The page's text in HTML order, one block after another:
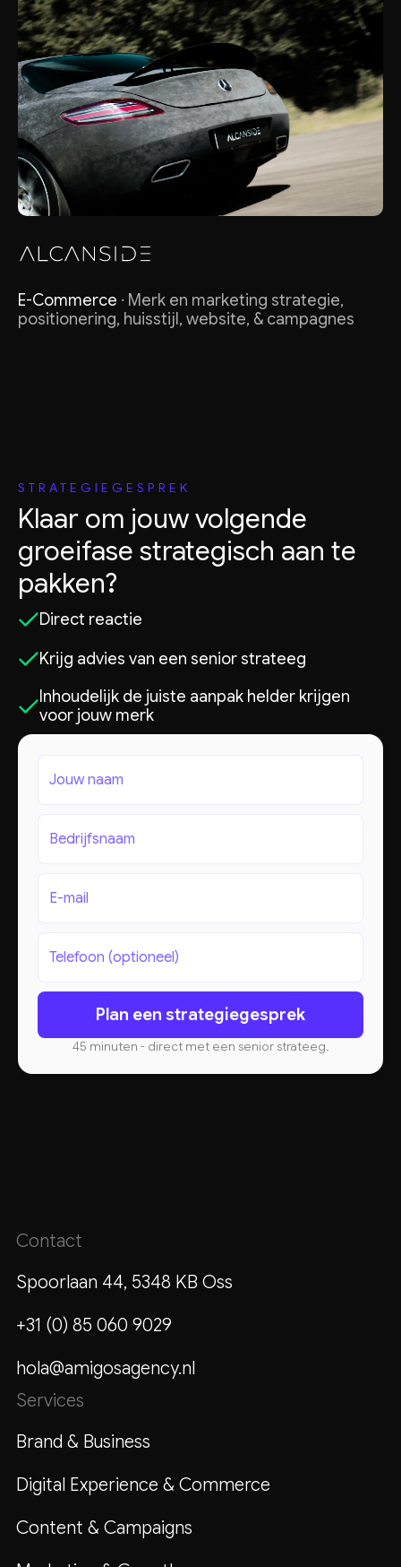
E-Commerce · Merk en marketing strategie,
positionering, huisstijl, website, & campagnes
STRATEGIEGESPREK
Klaar om jouw volgende
groeifase strategisch aan te
pakken?
Direct reactie
Krijg advies van een senior strateeg
Inhoudelijk de juiste aanpak helder krijgen
voor jouw merk
45 minuten - direct met een senior strateeg.
Contact
Spoorlaan 44, 5348 KB Oss
+31 (0) 85 060 9029
hola@amigosagency.nl
Services
Brand & Business
Digital Experience & Commerce
Content & Campaigns